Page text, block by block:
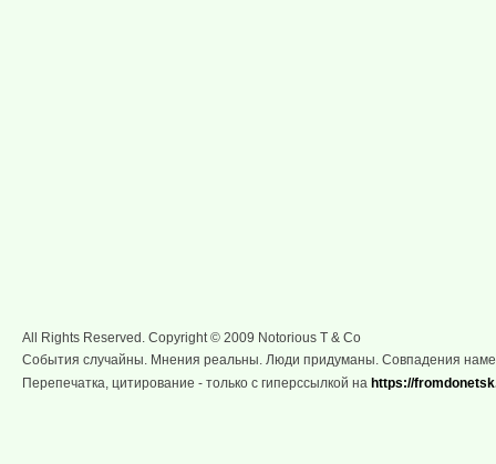
All Rights Reserved. Copyright © 2009 Notorious T & Co
События случайны. Мнения реальны. Люди придуманы. Совпадения
Перепечатка, цитирование - только с гиперссылкой на https://